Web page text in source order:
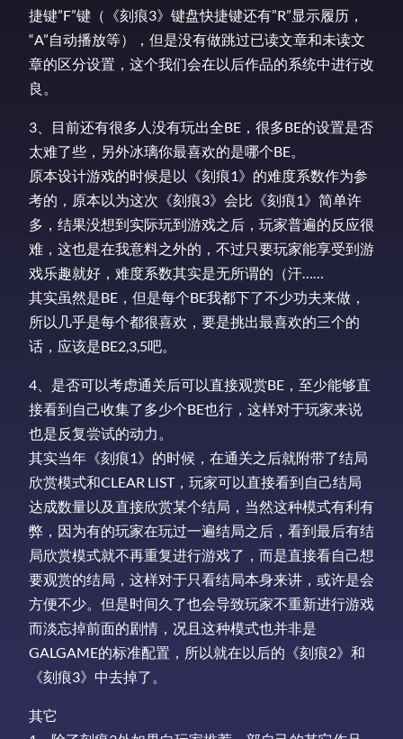
捷键”F”键（《刻痕3》键盘快捷键还有”R”显示履历，
“A”自动播放等），但是没有做跳过已读文章和未读文
章的区分设置，这个我们会在以后作品的系统中进行改
良。
3、目前还有很多人没有玩出全BE，很多BE的设置是否
太难了些，另外冰璃你最喜欢的是哪个BE。
原本设计游戏的时候是以《刻痕1》的难度系数作为参
考的，原本以为这次《刻痕3》会比《刻痕1》简单许
多，结果没想到实际玩到游戏之后，玩家普遍的反应很
难，这也是在我意料之外的，不过只要玩家能享受到游
戏乐趣就好，难度系数其实是无所谓的（汗……
其实虽然是BE，但是每个BE我都下了不少功夫来做，
所以几乎是每个都很喜欢，要是挑出最喜欢的三个的
话，应该是BE2,3,5吧。
4、是否可以考虑通关后可以直接观赏BE，至少能够直
接看到自己收集了多少个BE也行，这样对于玩家来说
也是反复尝试的动力。
其实当年《刻痕1》的时候，在通关之后就附带了结局
欣赏模式和CLEAR LIST，玩家可以直接看到自己结局
达成数量以及直接欣赏某个结局，当然这种模式有利有
弊，因为有的玩家在玩过一遍结局之后，看到最后有结
局欣赏模式就不再重复进行游戏了，而是直接看自己想
要观赏的结局，这样对于只看结局本身来讲，或许是会
方便不少。但是时间久了也会导致玩家不重新进行游戏
而淡忘掉前面的剧情，况且这种模式也并非是
GALGAME的标准配置，所以就在以后的《刻痕2》和
《刻痕3》中去掉了。
其它